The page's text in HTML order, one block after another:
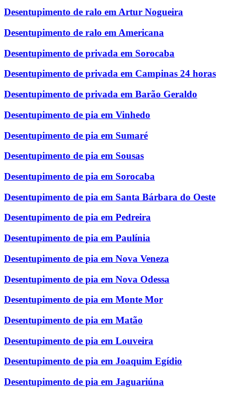
Desentupimento de ralo em Artur Nogueira
Desentupimento de ralo em Americana
Desentupimento de privada em Sorocaba
Desentupimento de privada em Campinas 24 horas
Desentupimento de privada em Barão Geraldo
Desentupimento de pia em Vinhedo
Desentupimento de pia em Sumaré
Desentupimento de pia em Sousas
Desentupimento de pia em Sorocaba
Desentupimento de pia em Santa Bárbara do Oeste
Desentupimento de pia em Pedreira
Desentupimento de pia em Paulínia
Desentupimento de pia em Nova Veneza
Desentupimento de pia em Nova Odessa
Desentupimento de pia em Monte Mor
Desentupimento de pia em Matão
Desentupimento de pia em Louveira
Desentupimento de pia em Joaquim Egídio
Desentupimento de pia em Jaguariúna